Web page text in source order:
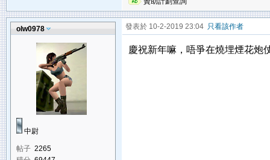
olw0978
中尉
帖子 2265
發表於 10-2-2019 23:04 只看該作者
慶祝新年嘛，唔爭在燒埋煙花炮